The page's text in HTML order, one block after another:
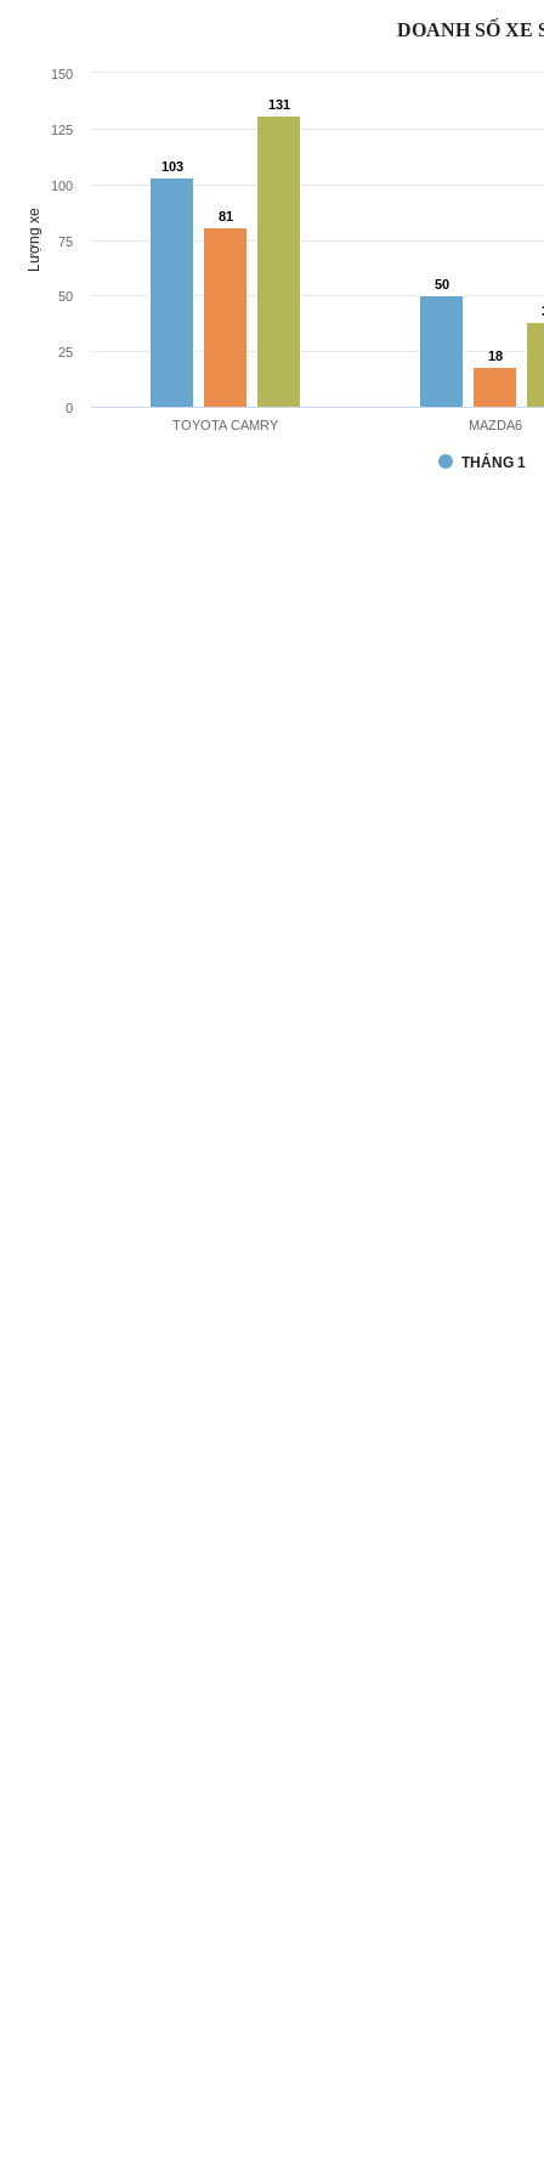
Lượng xe
DOANH SỐ XE
103
103
50
50
81
81
18
18
131
131
THÁNG 1
TOYOTA CAMRY MAZDA6
0
25
50
75
100
125
150